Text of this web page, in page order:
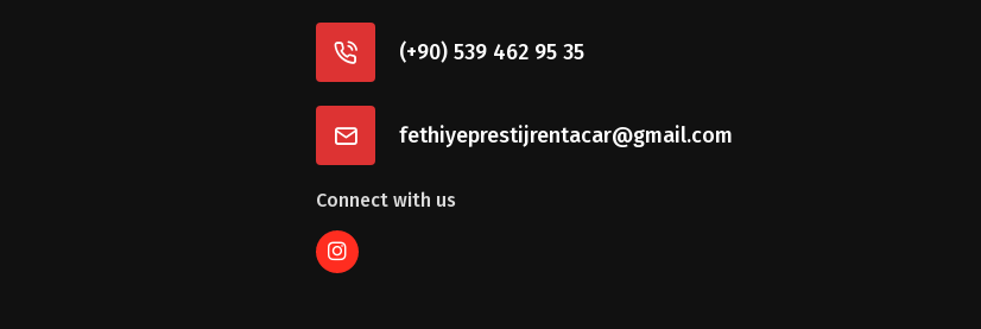
(+90) 539 462 95 35
fethiyeprestijrentacar@gmail.com
Connect with us